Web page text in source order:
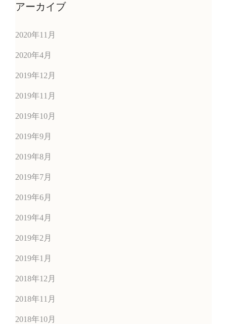
アーカイブ
2020年11月
2020年4月
2019年12月
2019年11月
2019年10月
2019年9月
2019年8月
2019年7月
2019年6月
2019年4月
2019年2月
2019年1月
2018年12月
2018年11月
2018年10月